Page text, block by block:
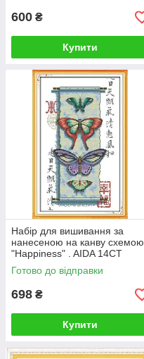
600 ₴
Купити
Набір для вишивання за
нанесеною на канву схемою
"Happiness" . AIDA 14CT
printed, 29*44 см
Готово до відправки
698 ₴
Купити